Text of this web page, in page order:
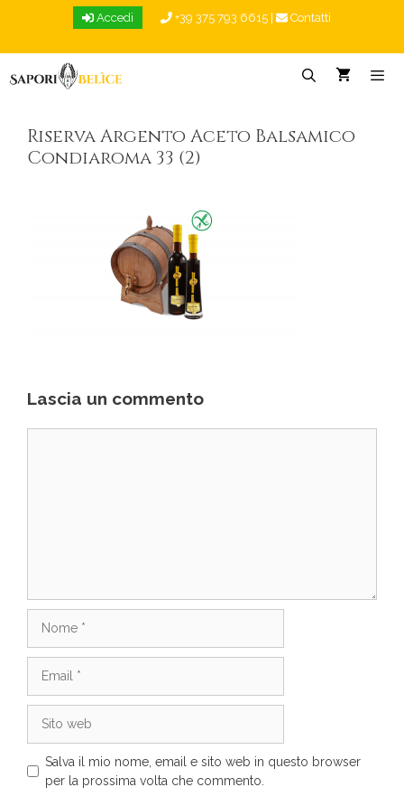
Accedi +39 375 793 6615 Contatti
Riserva Argento Aceto Balsamico
Condiaroma 33 (2)
Lascia un commento
web
Salva il mio nome, email e sito web in questo browser
per la prossima volta che commento.